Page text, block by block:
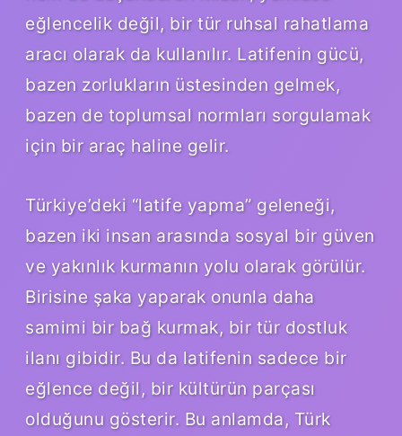
eğlencelik değil, bir tür ruhsal rahatlama
aracı olarak da kullanılır. Latifenin gücü,
bazen zorlukların üstesinden gelmek,
bazen de toplumsal normları sorgulamak
için bir araç haline gelir.
Türkiye’deki “latife yapma” geleneği,
bazen iki insan arasında sosyal bir güven
ve yakınlık kurmanın yolu olarak görülür.
Birisine şaka yaparak onunla daha
samimi bir bağ kurmak, bir tür dostluk
ilanı gibidir. Bu da latifenin sadece bir
eğlence değil, bir kültürün parçası
olduğunu gösterir. Bu anlamda, Türk